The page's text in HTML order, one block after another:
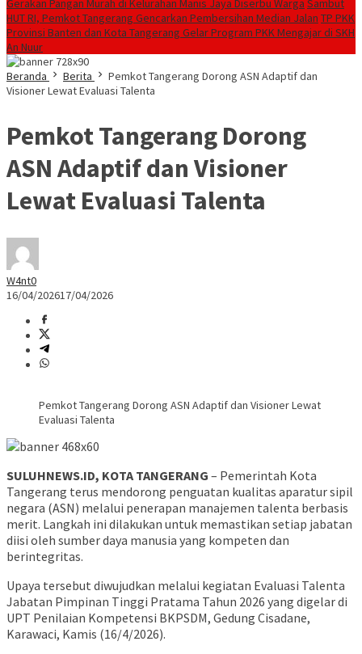
Gerakan Pangan Murah di Kelurahan Manis Jaya Diserbu Warga Sambut
HUT RI, Pemkot Tangerang Gencarkan Pembersihan Median Jalan TP PKK
Provinsi Banten dan Kota Tangerang Gelar Program PKK Mengajar di SKH
An Nuur
Beranda
Berita
Pemkot Tangerang Dorong ASN Adaptif dan
Visioner Lewat Evaluasi Talenta
Pemkot Tangerang Dorong
ASN Adaptif dan Visioner
Lewat Evaluasi Talenta
W4nt0
16/04/202617/04/2026
Pemkot Tangerang Dorong ASN Adaptif dan Visioner Lewat
Evaluasi Talenta
SULUHNEWS.ID, KOTA TANGERANG – Pemerintah Kota
Tangerang terus mendorong penguatan kualitas aparatur sipil
negara (ASN) melalui penerapan manajemen talenta berbasis
merit. Langkah ini dilakukan untuk memastikan setiap jabatan
diisi oleh sumber daya manusia yang kompeten dan
berintegritas.
Upaya tersebut diwujudkan melalui kegiatan Evaluasi Talenta
Jabatan Pimpinan Tinggi Pratama Tahun 2026 yang digelar di
UPT Penilaian Kompetensi BKPSDM, Gedung Cisadane,
Karawaci, Kamis (16/4/2026).